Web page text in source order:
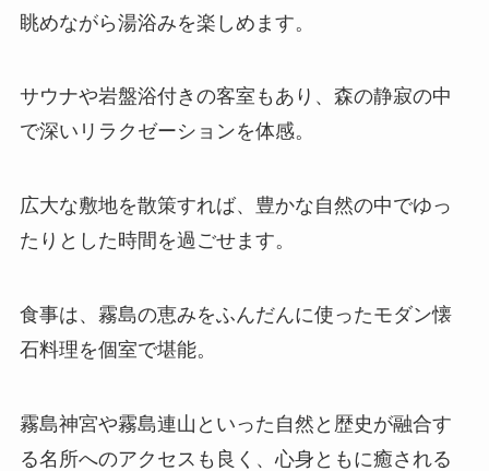
眺めながら湯浴みを楽しめます。
サウナや岩盤浴付きの客室もあり、森の静寂の中
で深いリラクゼーションを体感。
広大な敷地を散策すれば、豊かな自然の中でゆっ
たりとした時間を過ごせます。
食事は、霧島の恵みをふんだんに使ったモダン懐
石料理を個室で堪能。
霧島神宮や霧島連山といった自然と歴史が融合す
る名所へのアクセスも良く、心身ともに癒される